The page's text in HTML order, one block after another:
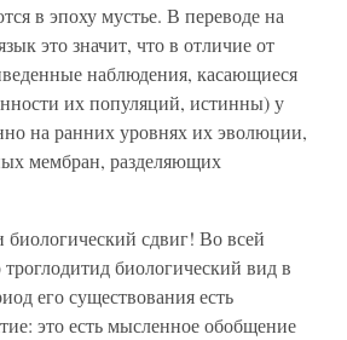
в эпоху мустье. В переводе на
это значит, что в отличие от
наблюдения, касающиеся
их популяций, истинны) у
на ранних уровнях их эволюции,
мембран, разделяющих
сдвиг! Во всей
биологический вид в
его существования есть
это есть мысленное обобщение